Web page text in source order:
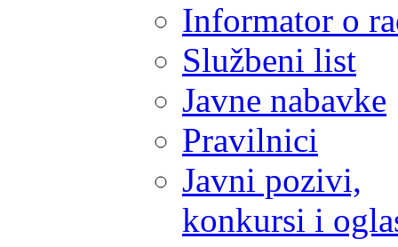
Informator o
Službeni list
Javne nabavke
Pravilnici
Javni pozivi,
konkursi i